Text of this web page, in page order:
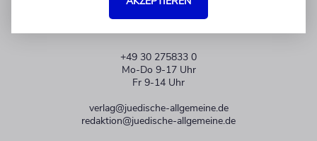
+49 30 275833 0
Mo-Do 9-17 Uhr
Fr 9-14 Uhr
verlag@juedische-allgemeine.de
redaktion@juedische-allgemeine.de